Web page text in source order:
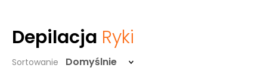
Depilacja Ryki
Sortowanie Domyślnie